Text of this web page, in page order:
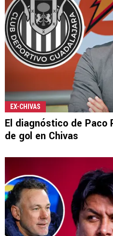
EX-CHIVAS
El diagnóstico de Paco
de gol en Chivas